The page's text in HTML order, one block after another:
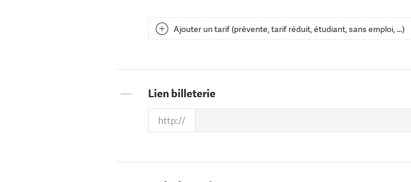
Ajouter un tarif (prévente, tarif réduit, étudiant, sans emploi, …)
— Lien billeterie